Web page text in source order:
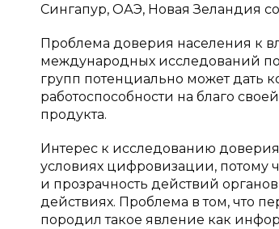
Сингапур, ОАЭ, Новая Зеландия
Проблема доверия населения к
международных исследований
групп потенциально может дать
работоспособности на благо
продукта.
Интерес к исследованию
условиях цифровизации, потому
и прозрачность действий
действиях. Проблема в том, что
породил такое явление как